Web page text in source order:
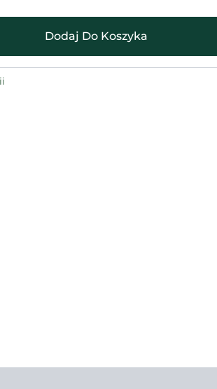
Dodaj Do Koszyka